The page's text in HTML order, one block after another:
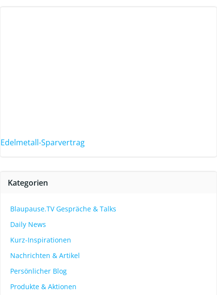
Edelmetall-Sparvertrag
Kategorien
Blaupause.TV Gespräche & Talks
Daily News
Kurz-Inspirationen
Nachrichten & Artikel
Persönlicher Blog
Produkte & Aktionen